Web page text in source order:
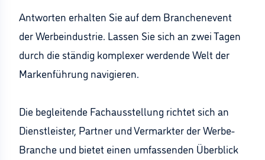
Antworten erhalten Sie auf dem Branchenevent
der Werbeindustrie. Lassen Sie sich an zwei Tagen
durch die ständig komplexer werdende Welt der
Markenführung navigieren.
Die begleitende Fachausstellung richtet sich an
Dienstleister, Partner und Vermarkter der Werbe-
Branche und bietet einen umfassenden Überblick